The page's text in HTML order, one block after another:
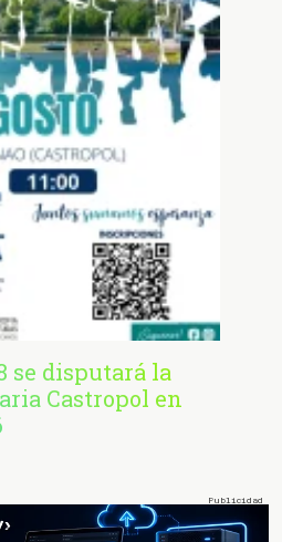
se disputará la
Castropol en